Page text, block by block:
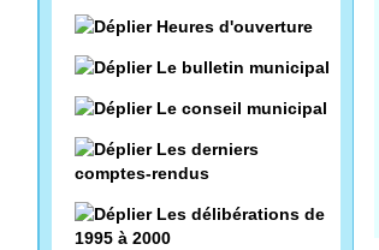
Heures d'ouverture
Le bulletin municipal
Le conseil municipal
Les derniers
comptes-rendus
Les délibérations de
1995 à 2000